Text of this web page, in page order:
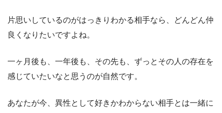
片思いしているのがはっきりわかる相手なら、どんどん仲
良くなりたいですよね。
一ヶ月後も、一年後も、その先も、ずっとその人の存在を
感じていたいなと思うのが自然です。
あなたが今、異性として好きかわからない相手とは一緒に